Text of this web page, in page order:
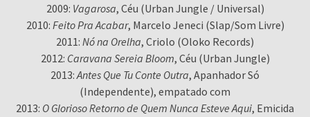
2009: Vagarosa, Céu (Urban Jungle / Universal)
2010: Feito Pra Acabar, Marcelo Jeneci (Slap/Som Livre)
2011: Nó na Orelha, Criolo (Oloko Records)
2012: Caravana Sereia Bloom, Céu (Urban Jungle)
2013:Antes Que Tu Conte Outra, Apanhador Só
(Independente), empatado com
2013: O Glorioso Retorno de Quem Nunca Esteve Aqui, Emicida